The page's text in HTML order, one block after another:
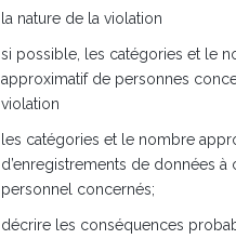
la nature de la violation
si possible, les catégories et le
approximatif de personnes
violation
les catégories et le nombre
d’enregistrements de données à
personnel concernés;
décrire les conséquences